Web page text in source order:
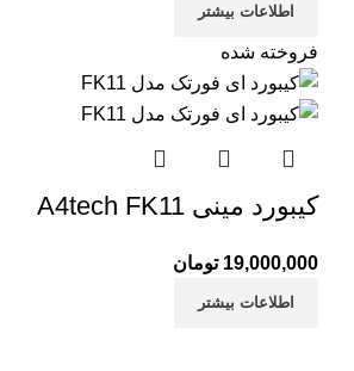
اطلاعات بیشتر
فروخته شده
کیبورد مینی A4tech FK11
19,000,000 تومان
اطلاعات بیشتر